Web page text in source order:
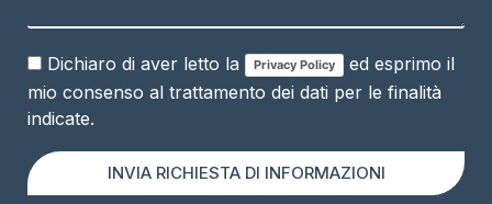
Dichiaro di aver letto la Privacy Policy
ed esprimo il
mio consenso al trattamento dei dati per le finalità
indicate.
INVIA RICHIESTA DI INFORMAZIONI